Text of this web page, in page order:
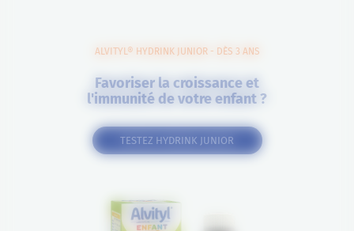
ALVITYL® HYDRINK JUNIOR - DÈS 3 ANS
Favoriser la croissance et
l'immunité de votre enfant ?
TESTEZ HYDRINK JUNIOR